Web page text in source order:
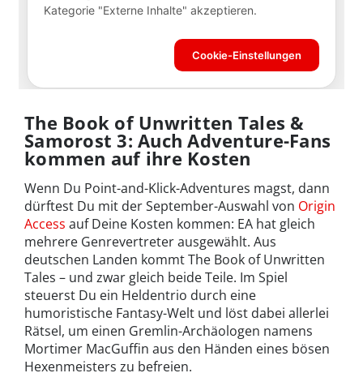
The Book of Unwritten Tales &
Samorost 3: Auch Adventure-Fans
kommen auf ihre Kosten
Wenn Du Point-and-Klick-Adventures magst, dann
dürftest Du mit der September-Auswahl von Origin
Access auf Deine Kosten kommen: EA hat gleich
mehrere Genrevertreter ausgewählt. Aus
deutschen Landen kommt The Book of Unwritten
Tales – und zwar gleich beide Teile. Im Spiel
steuerst Du ein Heldentrio durch eine
humoristische Fantasy-Welt und löst dabei allerlei
Rätsel, um einen Gremlin-Archäologen namens
Mortimer MacGuffin aus den Händen eines bösen
Hexenmeisters zu befreien.